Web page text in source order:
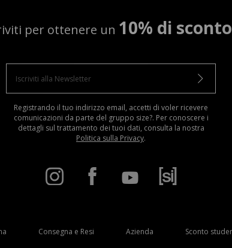
per ottenere un 10% di
Registrando il tuo indirizzo email, accetti di voler ricevere
comunicazioni da parte del gruppo size?. Per conoscere i
dettagli sul trattamento dei tuoi dati, consulta la nostra
Politica sulla Privacy.
Consegna e Resi Azienda Sconto